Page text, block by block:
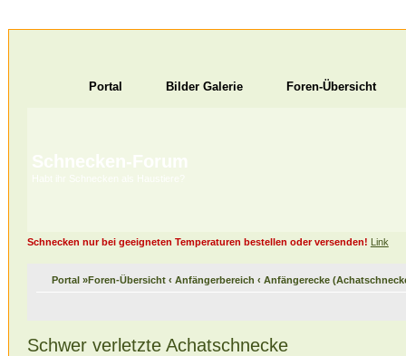
Portal Bilder Galerie Foren-Übersicht
Schnecken-Forum
Habt ihr Schnecken als Haustiere?
Schnecken nur bei geeigneten Temperaturen bestellen oder versenden! Link
Portal»Foren-Übersicht ‹ Anfängerbereich ‹ Anfängerecke
Schwer verletzte Achatschnecke